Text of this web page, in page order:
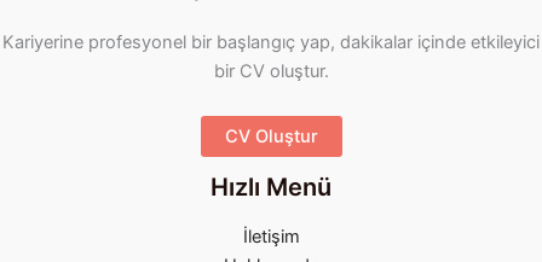
Kariyerine profesyonel bir başlangıç yap, dakikalar içinde etkileyici
bir CV oluştur.
CV Oluştur
Hızlı Menü
İletişim